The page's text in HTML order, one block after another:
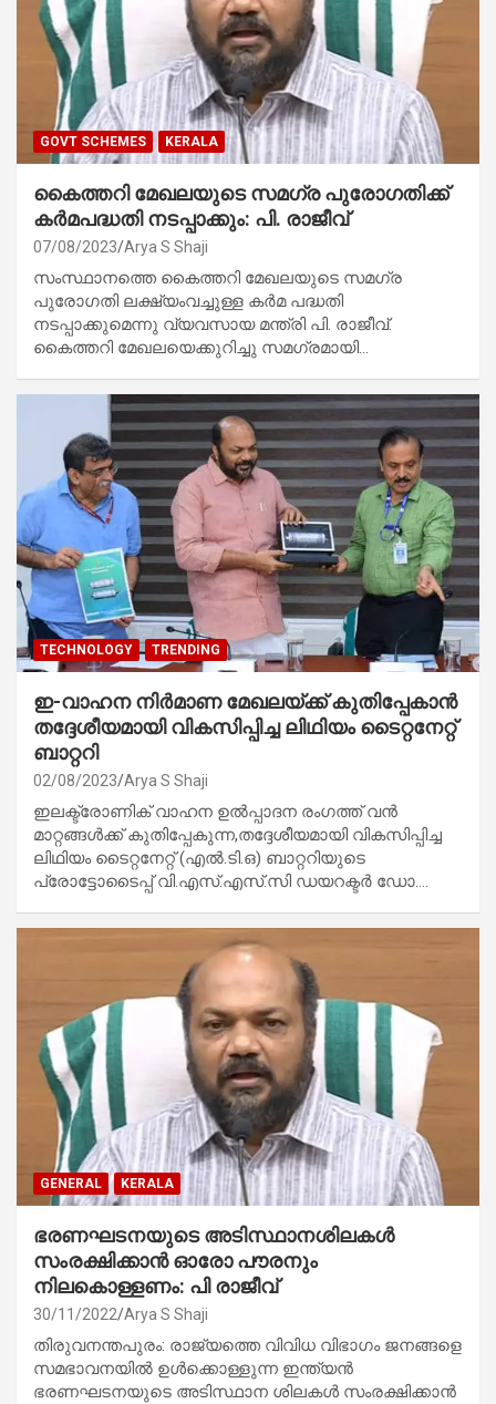
GOVT SCHEMES KERALA
കൈത്തറി മേഖലയുടെ സമഗ്ര പുരോഗതിക്ക്
കർമപദ്ധതി നടപ്പാക്കും: പി. രാജീവ്
07/08/2023 Arya S Shaji
സംസ്ഥാനത്തെ കൈത്തറി മേഖലയുടെ സമഗ്ര
പുരോഗതി ലക്ഷ്യംവച്ചുള്ള കർമ പദ്ധതി
നടപ്പാക്കുമെന്നു വ്യവസായ മന്ത്രി പി. രാജീവ്.
കൈത്തറി മേഖലയെക്കുറിച്ചു സമഗ്രമായി…
TECHNOLOGY TRENDING
ഇ-വാഹന നിർമാണ മേഖലയ്ക്ക് കുതിപ്പേകാൻ
തദ്ദേശീയമായി വികസിപ്പിച്ച ലിഥിയം ടൈറ്റനേറ്റ്
ബാറ്ററി
02/08/2023 Arya S Shaji
ഇലക്ട്രോണിക് വാഹന ഉൽപ്പാദന രംഗത്ത് വൻ
മാറ്റങ്ങൾക്ക് കുതിപ്പേകുന്ന,തദ്ദേശീയമായി വികസിപ്പിച്ച
ലിഥിയം ടൈറ്റനേറ്റ് (എൽ.ടി.ഒ) ബാറ്ററിയുടെ
പ്രോട്ടോടൈപ്പ് വി.എസ്.എസ്.സി ഡയറക്ടർ ഡോ.…
GENERAL KERALA
ഭരണഘടനയുടെ അടിസ്ഥാനശിലകൾ
സംരക്ഷിക്കാൻ ഓരോ പൗരനും
നിലകൊള്ളണം: പി രാജീവ്
30/11/2022 Arya S Shaji
തിരുവനന്തപുരം: രാജ്യത്തെ വിവിധ വിഭാഗം ജനങ്ങളെ
സമഭാവനയിൽ ഉൾക്കൊള്ളുന്ന ഇന്ത്യൻ
ഭരണഘടനയുടെ അടിസ്ഥാന ശിലകൾ സംരക്ഷിക്കാൻ